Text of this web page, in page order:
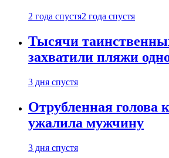
2 года спустя2 года спустя
Тысячи
захватили пляжи
3 дня спустя
Отрубленная голова
ужалила мужчину
3 дня спустя